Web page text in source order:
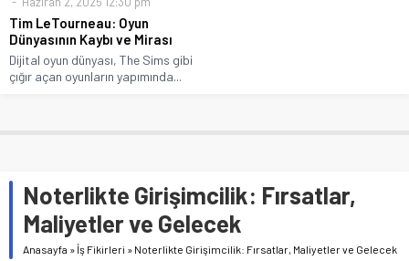
Tim LeTourneau: Oyun
Dünyasının Kaybı ve Mirası
Dijital oyun dünyası, The Sims gibi
çığır açan oyunların yapımında...
Noterlikte Girişimcilik: Fırsatlar,
Maliyetler ve Gelecek
Anasayfa » İş Fikirleri » Noterlikte Girişimcilik: Fırsatlar, Maliyetler ve Gelecek